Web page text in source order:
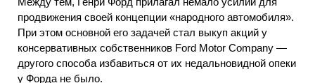
продвижения своей концепции «народного автомобиля».
При этом основной его задачей стал выкуп акций у
консервативных собственников Ford Motor Company —
другого способа избавиться от их недальновидной опеки
у Форда не было.